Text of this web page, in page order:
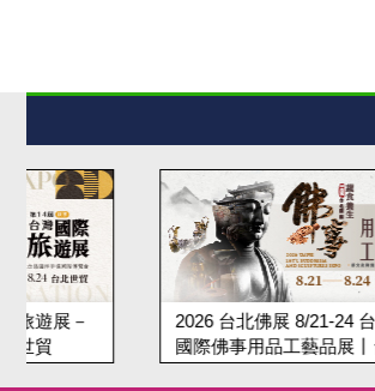
2026 台北佛展 8/21-24 台北
國際佛事用品工藝品展丨台北